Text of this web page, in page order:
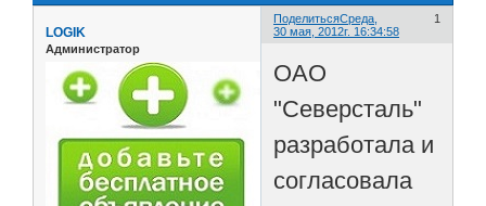
Поделиться 1
Среда,
30 мая, 2012г. 16:34:58
LOGIK
Администратор
ОАО
"Северсталь"
разработала и
согласовала